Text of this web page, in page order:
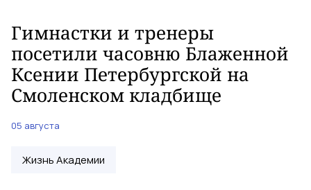
Гимнастки и тренеры
посетили часовню Блаженной
Ксении Петербургской на
Смоленском кладбище
05 августа
Жизнь Академии